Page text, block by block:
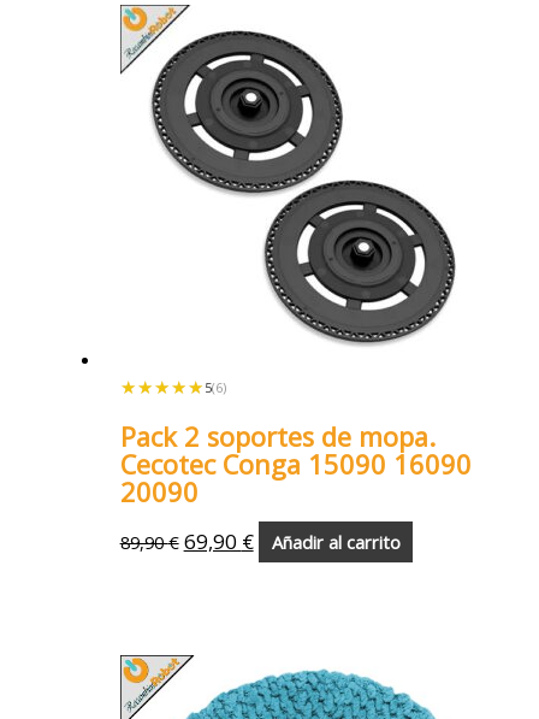
★★★★★
★★★★★ 5(6)
Pack 2 soportes de mopa.
Cecotec Conga 15090 16090
20090
89,90€ 69,90 € Añadir al carrito